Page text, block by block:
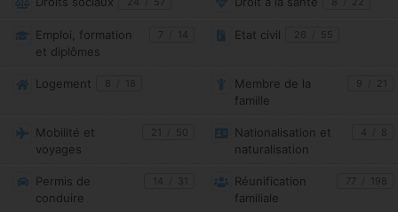
Emploi, formation
et diplômes
14 Etat civil 26 55
Logement
Membre de la
famille
9 21
Mobilité et
voyages
21 50
Nationalisation et
naturalisation
4
Permis de
conduire
14 31
Réunification
familiale
198